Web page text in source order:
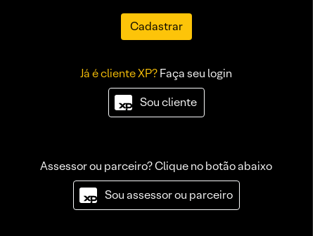
Cadastrar
Já é cliente XP?Faça seu login
Sou cliente
Assessor ou parceiro? Clique no botão abaixo
Sou assessor ou parceiro